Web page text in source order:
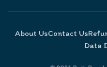
About UsContact Us
Data